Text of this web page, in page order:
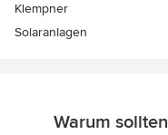
Klempner
Solaranlagen
Warum